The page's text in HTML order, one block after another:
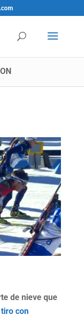
de nieve que
tiro con